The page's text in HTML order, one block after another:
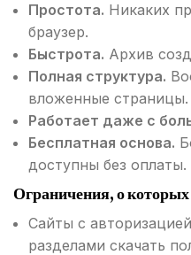
Простота. Никаких
браузер.
Быстрота. Архив
Полная структура.
вложенные страницы.
Работает даже с
Бесплатная основа.
доступны без оплаты.
Ограничения, о
Сайты с
разделами скачать